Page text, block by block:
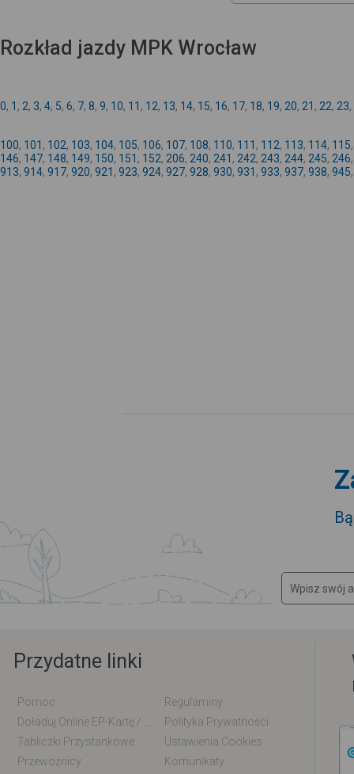
Rozkład jazdy MPK Wrocław
0, 1 , 2, 3, 4, 5, 6, 7, 8, 9, 10, 11 , 12, 13, 14, 15, 16, 17, 18, 19, 20, 21 , 22, 23,
100, 101 , 102, 103, 104, 105, 106, 107, 108, 110, 111 , 112, 113, 114, 115
146, 147, 148, 149, 150, 151 , 152, 206, 240, 241 , 242, 243, 244, 245, 246
913, 914, 917, 920, 921 , 923, 924, 927, 928, 930, 931 , 933, 937, 938, 945
Przydatne linki
Pomoc
Regulaminy
Polityka Prywatności
Tabliczki Przystankowe
Ustawienia Cookies
Przewoźnicy
Komunikaty